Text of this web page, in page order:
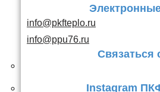
info@pkfteplo.ru
info@ppu76.ru
Связаться
Instagram